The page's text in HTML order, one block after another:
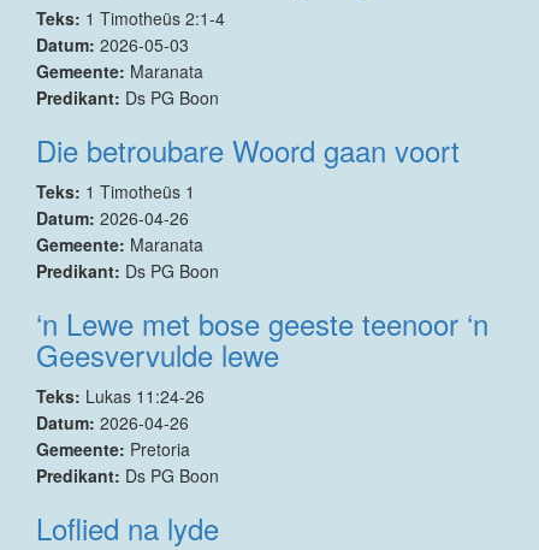
Teks: 1 Timotheüs 2:1-4
Datum: 2026-05-03
Gemeente: Maranata
Predikant: Ds PG Boon
Die betroubare Woord gaan voort
Teks: 1 Timotheüs 1
Datum: 2026-04-26
Gemeente: Maranata
Predikant: Ds PG Boon
‘n Lewe met bose geeste teenoor ‘n
Geesvervulde lewe
Teks: Lukas 11:24-26
Datum: 2026-04-26
Gemeente: Pretoria
Predikant: Ds PG Boon
Loflied na lyde